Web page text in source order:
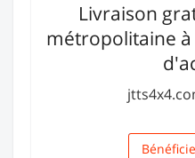
Livraison
métropolitaine